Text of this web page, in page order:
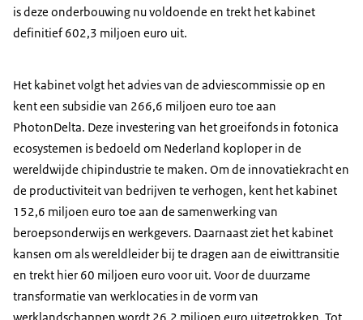
is deze onderbouwing nu voldoende en trekt het kabinet
definitief 602,3 miljoen euro uit.
Het kabinet volgt het advies van de adviescommissie op en
kent een subsidie van 266,6 miljoen euro toe aan
PhotonDelta. Deze investering van het groeifonds in fotonica
ecosystemen is bedoeld om Nederland koploper in de
wereldwijde chipindustrie te maken. Om de innovatiekracht en
de productiviteit van bedrijven te verhogen, kent het kabinet
152,6 miljoen euro toe aan de samenwerking van
beroepsonderwijs en werkgevers. Daarnaast ziet het kabinet
kansen om als wereldleider bij te dragen aan de eiwittransitie
en trekt hier 60 miljoen euro voor uit. Voor de duurzame
transformatie van werklocaties in de vorm van